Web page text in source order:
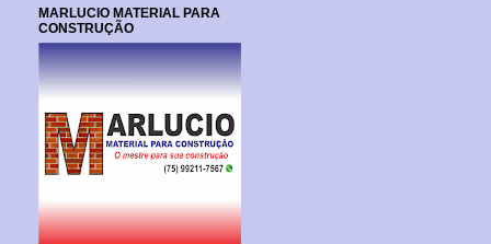
MARLUCIO MATERIAL PARA
CONSTRUÇÃO